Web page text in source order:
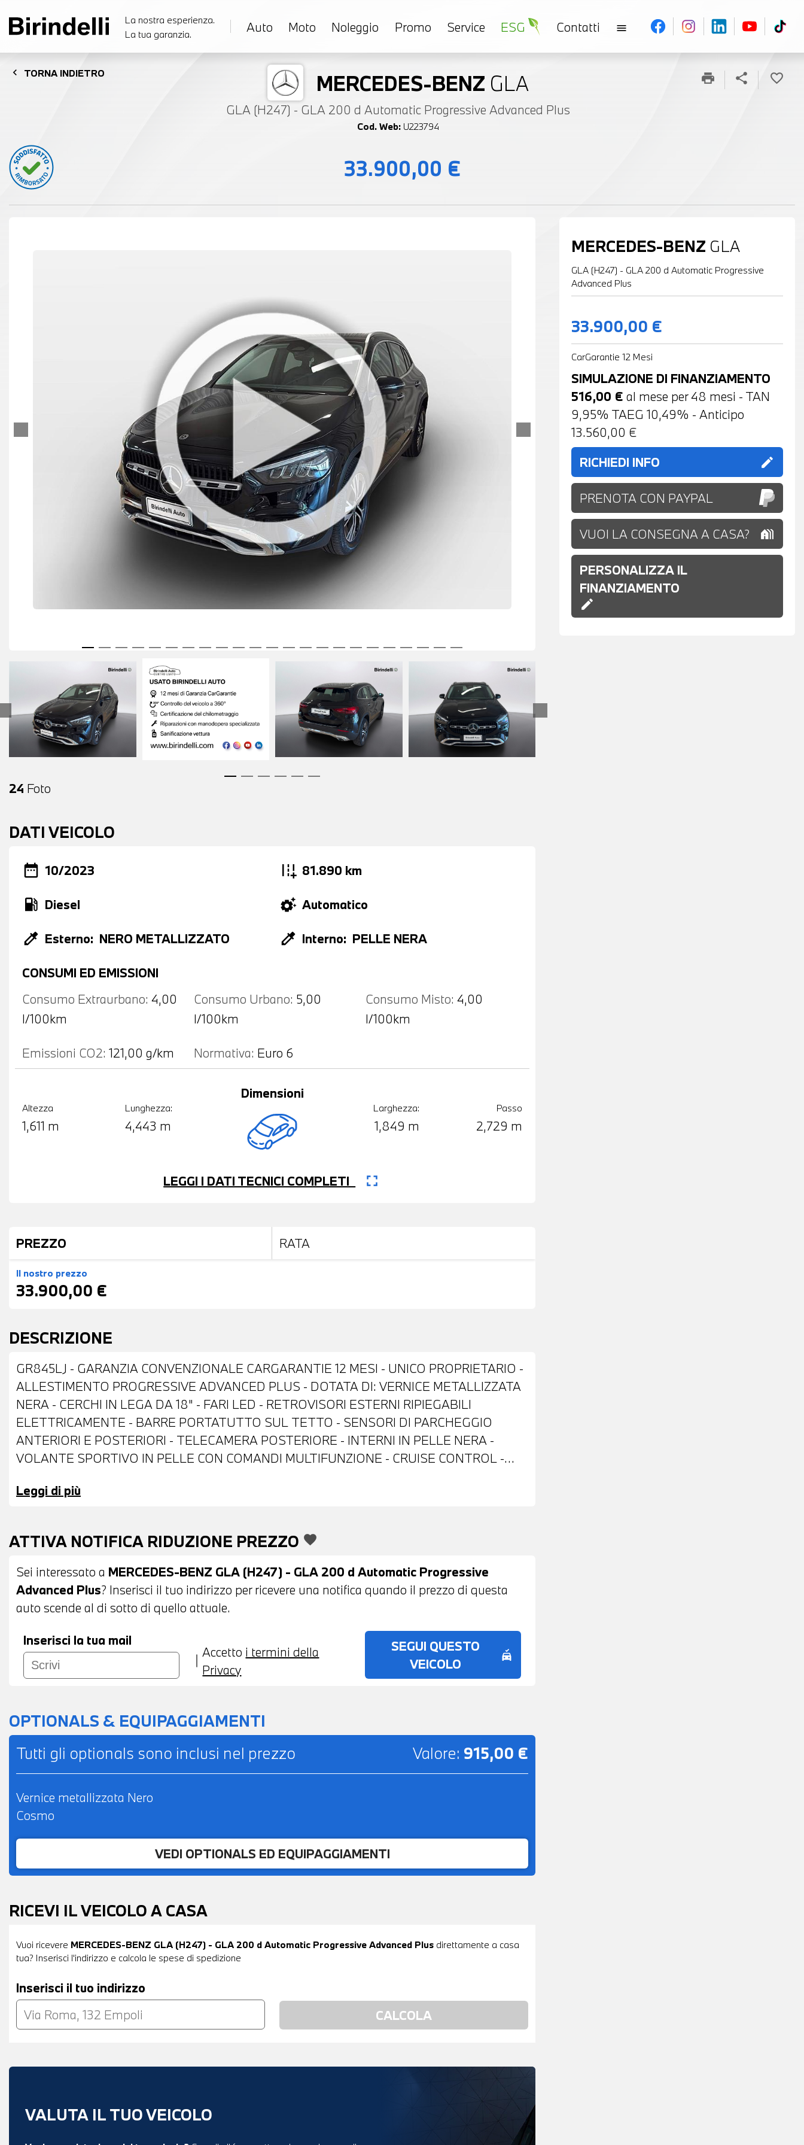
La nostra esperienza.
La tua garanzia.
Auto Moto Noleggio Promo Service ESG Contatti menu
chevron_left TORNA INDIETRO MERCEDES-BENZ GLA
GLA (H247) - GLA 200 d Automatic Progressive Advanced Plus
Cod. Web: U223794
print share favorite_border
33.900,00 €
24 Foto
DATI VEICOLO
date_range 10/2023 add_road 81.890 km
local_gas_station Diesel settings_suggestAutomatico
colorize Esterno: NERO METALLIZZATO colorize Interno: PELLE NERA
CONSUMI ED EMISSIONI
Consumo Extraurbano: 4,00
l/100km
Consumo Urbano: 5,00
l/100km
Consumo Misto: 4,00
l/100km
Emissioni CO2: 121,00 g/km Normativa: Euro 6
Altezza
1,611 m
Lunghezza:
4,443 m
Dimensioni
Larghezza:
1,849 m
Passo
2,729 m
LEGGI I DATI TECNICI COMPLETI fullscreen
PREZZO RATA
Il nostro prezzo
33.900,00 €
DESCRIZIONE
GR845LJ - GARANZIA CONVENZIONALE CARGARANTIE 12 MESI - UNICO PROPRIETARIO -
ALLESTIMENTO PROGRESSIVE ADVANCED PLUS - DOTATA DI: VERNICE METALLIZZATA
NERA - CERCHI IN LEGA DA 18" - FARI LED - RETROVISORI ESTERNI RIPIEGABILI
ELETTRICAMENTE - BARRE PORTATUTTO SUL TETTO - SENSORI DI PARCHEGGIO
ANTERIORI E POSTERIORI - TELECAMERA POSTERIORE - INTERNI IN PELLE NERA -
VOLANTE SPORTIVO IN PELLE CON COMANDI MULTIFUNZIONE - CRUISE CONTROL -
CONTROLLO ELETTRONICO DELLA CORSIA - NAVIGATORE - BLUETOOTH - USB -
CENTRALE ANTERIORE - SEDILI ANTERIORI RISCALDABILI - POSSIBILITA' DI PROVA -
POSSIBILITA' DI PERMUTA - POSSIBILITA' DI FINANZIAMENTO ANCHE PER L'INTERO
IMPORTO
Leggi di più
ATTIVA NOTIFICA RIDUZIONE PREZZO favorite
Sei interessato a MERCEDES-BENZ GLA (H247) - GLA 200 d Automatic Progressive
Advanced Plus? Inserisci il tuo indirizzo per ricevere una notifica quando il prezzo di questa
auto scende al di sotto di quello attuale.
Inserisci la tua mail
Accetto i termini della
Privacy
SEGUI QUESTO
VEICOLO
no_crash
OPTIONALS & EQUIPAGGIAMENTI
Tutti gli optionals sono inclusi nel prezzo
Valore: 915,00 €
Vernice metallizzata Nero
Cosmo
VEDI OPTIONALS ED EQUIPAGGIAMENTI
RICEVI IL VEICOLO A CASA
Vuoi ricevere MERCEDES-BENZ GLA (H247) - GLA 200 d Automatic Progressive Advanced Plus direttamente a casa
tua? Inserisci l'indirizzo e calcola le spese di spedizione
Inserisci il tuo indirizzo
VALUTA IL TUO VEICOLO
MERCEDES-BENZ GLA
GLA (H247) - GLA 200 d Automatic Progressive
Advanced Plus
33.900,00 €
CarGarantie 12 Mesi
SIMULAZIONE DI FINANZIAMENTO
516,00 € al mese per48 mesi - TAN
9,95% TAEG 10,49% - Anticipo
13.560,00 €
RICHIEDI INFO
edit
PRENOTA CON PAYPAL
VUOI LA CONSEGNA A CASA? holiday_village
PERSONALIZZA IL
FINANZIAMENTO
edit